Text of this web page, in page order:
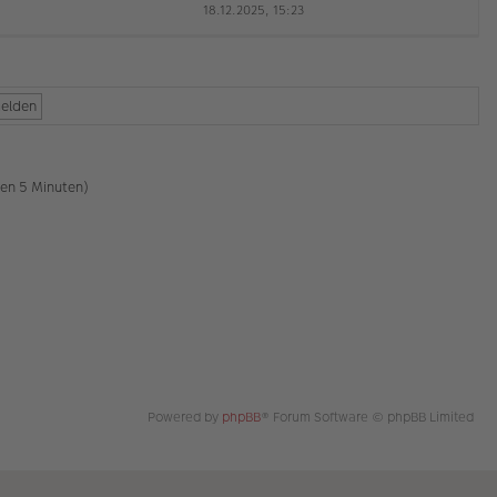
a
e
18.12.2025, 15:23
5 Minuten)
Powered by phpBB® Forum Software © phpBB Limited